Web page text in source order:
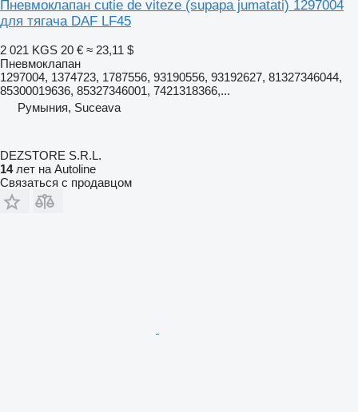
Пневмоклапан cutie de viteze (supapa jumatati) 1297004
для тягача DAF LF45
2 021 KGS 20 € ≈ 23,11 $
Пневмоклапан
1297004, 1374723, 1787556, 93190556, 93192627, 81327346044,
85300019636, 85327346001, 7421318366,...
Румыния, Suceava
DEZSTORE S.R.L.
14лет на Autoline
Связаться с продавцом